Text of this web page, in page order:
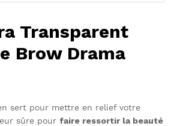
Transparent
Brow Drama
sert pour mettre en relief votre
sûre pour faire ressortir la beauté